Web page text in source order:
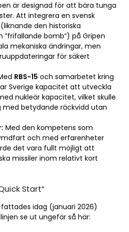
är designad för att bära tunga
Att integrera en svensk
den historiska
”frifallande bomb”) på Gripen
mekaniska ändringar, men
för säkert
RBS-15 och samarbetet kring
Sverige kapacitet att utveckla
nukleär kapacitet, vilket skulle
med betydande räckvidd utan
Med den kompetens som
och med erfarenheter
det vara fullt möjligt att
missiler inom relativt kort
Start”
idag (januari 2026)
se ut ungefär så här: